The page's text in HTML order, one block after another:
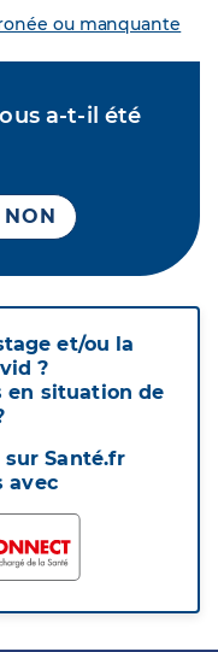
ou manquante
a-t-il été
NON
et/ou la
?
en situation de
Santé.fr
avec